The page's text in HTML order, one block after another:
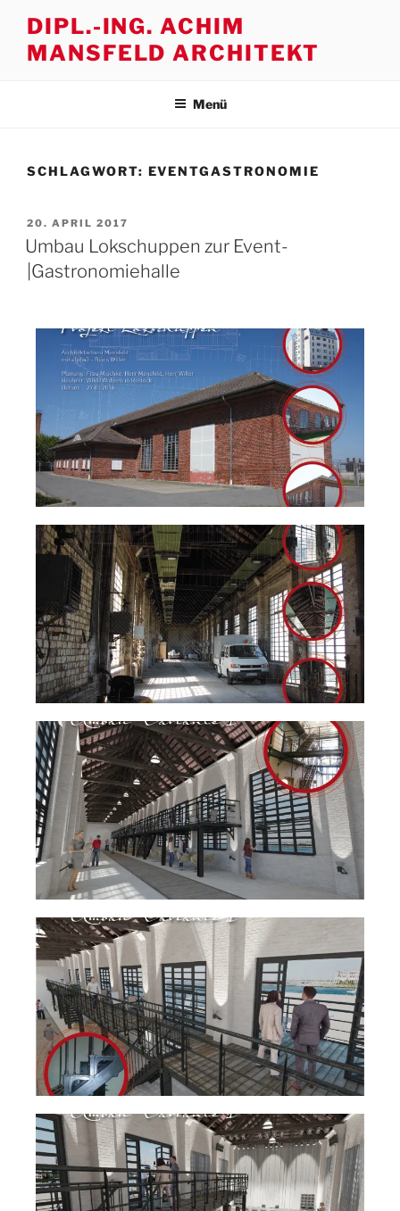
Inhalt
springen
DIPL.-ING. ACHIM
MANSFELD ARCHITEKT
Menü
SCHLAGWORT: EVENTGASTRONOMIE
VERÖFFENTLICHT
AM
20. APRIL 2017
Umbau Lokschuppen zur Event-
|Gastronomiehalle